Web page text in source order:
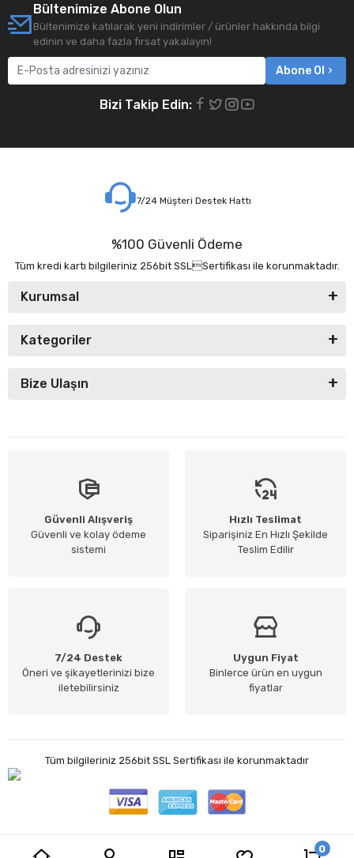
Bültenimize Abone Olun
Bültenimize katılarak yeni indirimler / ürünler hakkında bilgi
edinin ve daha fazla fırsat yakalayın!
Abone Ol
Bizi Takip Edin:
7/24 Müşteri Destek Hattı
%100 Güvenli Ödeme
Tüm kredi kartı bilgileriniz 256bit SSLSertifikası ile korunmaktadır.
Kurumsal
Kategoriler
Bize Ulaşın
Güvenli Alışveriş
Güvenli ve kolay ödeme
sistemi
Hızlı Teslimat
Siparişiniz En Hızlı Şekilde
Teslim Edilir
7/24 Destek
Öneri ve şikayetlerinizi bize
iletebilirsiniz
Uygun Fiyat
Binlerce ürün en uygun
fiyatlar
Tüm bilgileriniz 256bit SSL Sertifikası ile korunmaktadır
0